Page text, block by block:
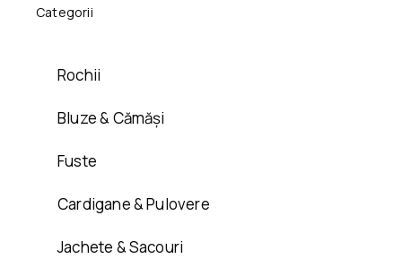
Categorii
Rochii
Bluze & Cămăși
Fuste
Cardigane & Pulovere
Jachete & Sacouri